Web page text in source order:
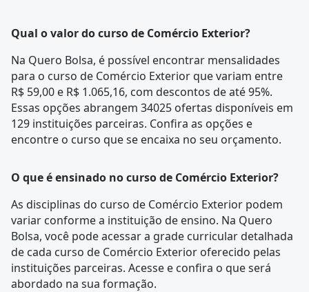
Qual o valor do curso de Comércio Exterior?
Na Quero Bolsa, é possível encontrar mensalidades
para o curso de Comércio Exterior que variam entre
R$ 59,00 e R$ 1.065,16, com descontos de até 95%.
Essas opções abrangem 34025 ofertas disponíveis em
129 instituições parceiras. Confira as opções e
encontre o curso que se encaixa no seu orçamento.
O que é ensinado no curso de Comércio Exterior?
As disciplinas do curso de Comércio Exterior podem
variar conforme a instituição de ensino. Na Quero
Bolsa, você pode acessar a grade curriculardetalhada
de cada curso de Comércio Exterior oferecido pelas
instituições parceiras. Acesse e confira o que será
abordado na sua formação.